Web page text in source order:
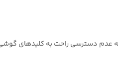
عدم دسترسی راحت به کلیدهای